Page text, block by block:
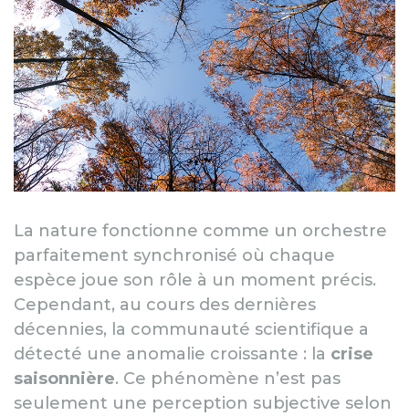
La nature fonctionne comme un orchestre
parfaitement synchronisé où chaque
espèce joue son rôle à un moment précis.
Cependant, au cours des dernières
décennies, la communauté scientifique a
détecté une anomalie croissante : la crise
saisonnière. Ce phénomène n’est pas
seulement une perception subjective selon